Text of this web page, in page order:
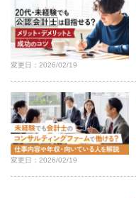
変更日：2026/02/19
変更日：2026/02/19